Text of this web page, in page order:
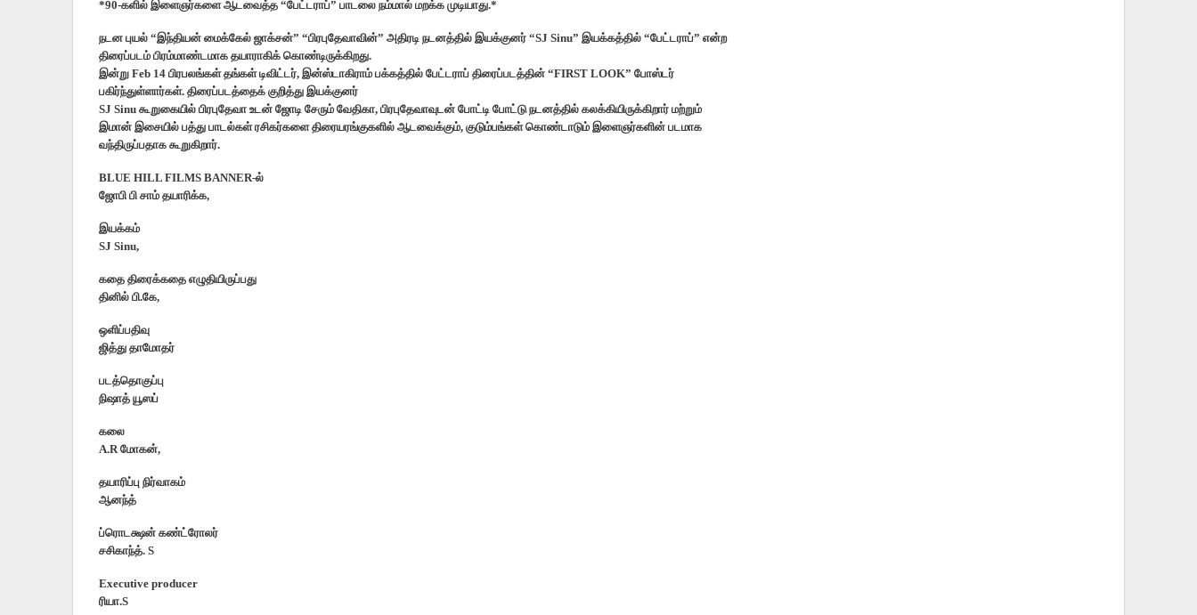
*90-களில் இளைஞர்களை ஆடவைத்த “பேட்டராப்” பாடலை நம்மால் மறக்க முடியாது.*
நடன புயல் “இந்தியன் மைக்கேல் ஜாக்சன்” “பிரபுதேவாவின்” அதிரடி நடனத்தில் இயக்குனர் “SJ Sinu” இயக்கத்தில்‌ “பேட்டராப்” என்ற
திரைப்படம் பிரம்மாண்டமாக தயாராகிக் கொண்டிருக்கிறது.
இன்று Feb 14 பிரபலங்கள் தங்கள் டிவிட்டர், இன்ஸ்டாகிராம் பக்கத்தில் பேட்டராப் திரைப்படத்தின்‌ “FIRST LOOK” போஸ்டர்
பகிர்ந்துள்ளார்கள். திரைப்படத்தைக் குறித்து இயக்குனர்
SJ Sinu கூறுகையில் பிரபுதேவா உடன் ஜோடி சேரும் வேதிகா, பிரபுதேவாவுடன் போட்டி போட்டு நடனத்தில் கலக்கியிருக்கிறார் மற்றும்
இமான் இசையில் பத்து பாடல்கள் ரசிகர்களை திரையரங்குகளில் ஆடவைக்கும், குடும்பங்கள் கொண்டாடும் இளைஞர்களின் படமாக
வந்திருப்பதாக கூறுகிறார்.
BLUE HILL FILMS BANNER-ல்
ஜோபி பி சாம் தயாரிக்க,
இயக்கம்
SJ Sinu,
கதை திரைக்கதை எழுதியிருப்பது
தினில் பி.கே,
ஒளிப்பதிவு
ஜித்து தாமோதர்
படத்தொகுப்பு
நிஷாத் யூஸப்
கலை
A.R மோகன்,
தயாரிப்பு நிர்வாகம்
ஆனந்த்
ப்ரொடக்ஷன் கண்ட்ரோலர்
சசிகாந்த். S
Executive producer
ரியா.S